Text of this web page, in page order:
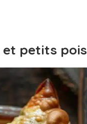
petits pois